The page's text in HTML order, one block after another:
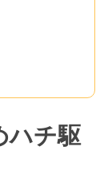
ハチ駆